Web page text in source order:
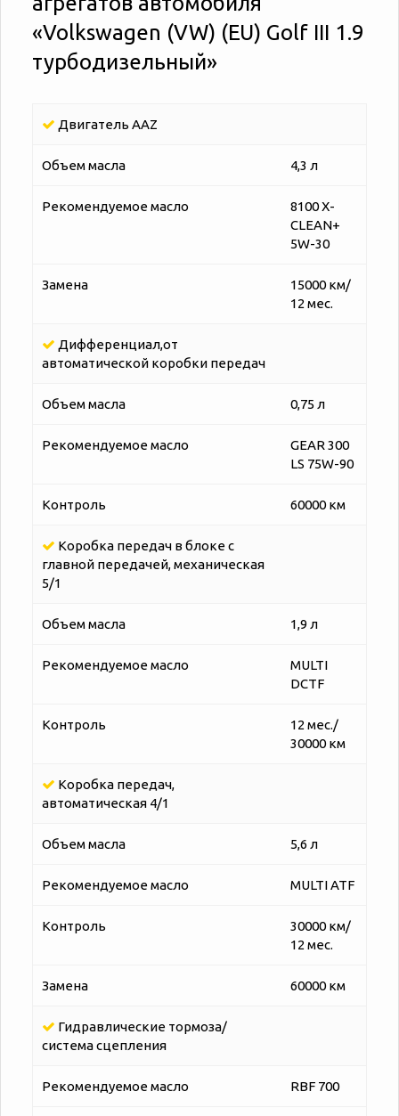
«‎‎Volkswagen (VW) (EU) Golf III 1.9
турбодизельный»
Двигатель AAZ
Объем масла 4,3 л
Рекомендуемое масло
8100 X-
CLEAN+
5W-30
Замена
15000 км/
12 мес.
Дифференциал,от
автоматической коробки передач
Объем масла 0,75 л
Рекомендуемое масло
GEAR 300
LS 75W-90
Контроль 60000 км
Коробка передач в блоке с
главной передачей, механическая
5/1
Объем масла 1,9 л
Рекомендуемое масло
MULTI
DCTF
Контроль
12 мес./
30000 км
Коробка передач,
автоматическая 4/1
Объем масла 5,6 л
Рекомендуемое масло MULTI ATF
Контроль
30000 км/
12 мес.
Замена 60000 км
Гидравлические тормоза/
система сцепления
Рекомендуемое масло RBF 700